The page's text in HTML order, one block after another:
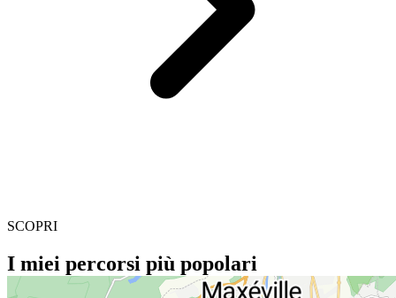
SCOPRI
I miei percorsi più popolari